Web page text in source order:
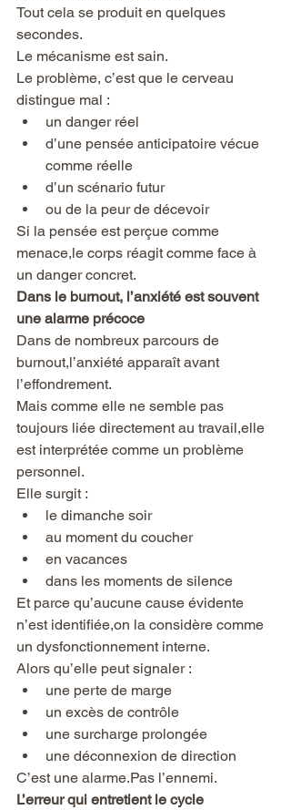
Tout cela se produit en quelques
secondes.
Le mécanisme est sain.
Le problème, c’est que le cerveau
distingue mal :
un danger réel
d’une pensée anticipatoire vécue
comme réelle
d’un scénario futur
ou de la peur de décevoir
Si la pensée est perçue comme
menace,le corps réagit comme face à
un danger concret.
Dans le burnout, l’anxiété est souvent
une alarme précoce
Dans de nombreux parcours de
burnout,l’anxiété apparaît avant
l’effondrement.
Mais comme elle ne semble pas
toujours liée directement au travail,elle
est interprétée comme un problème
personnel.
Elle surgit :
le dimanche soir
au moment du coucher
en vacances
dans les moments de silence
Et parce qu’aucune cause évidente
n’est identifiée,on la considère comme
un dysfonctionnement interne.
Alors qu’elle peut signaler :
une perte de marge
un excès de contrôle
une surcharge prolongée
une déconnexion de direction
C’est une alarme.Pas l’ennemi.
L’erreur qui entretient le cycle